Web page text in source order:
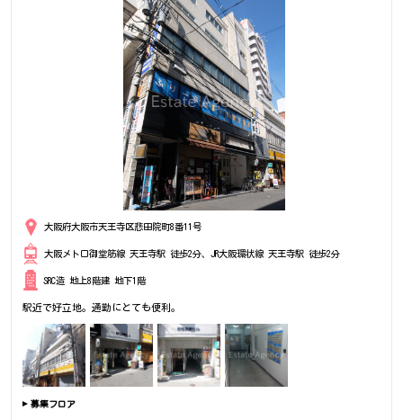
大阪府大阪市天王寺区悲田院町8番11号
大阪メトロ御堂筋線 天王寺駅 徒歩2分、JR大阪環状線 天王寺駅 徒歩2分
SRC造 地上8階建 地下1階
駅近で好立地。通勤にとても便利。
募集フロア